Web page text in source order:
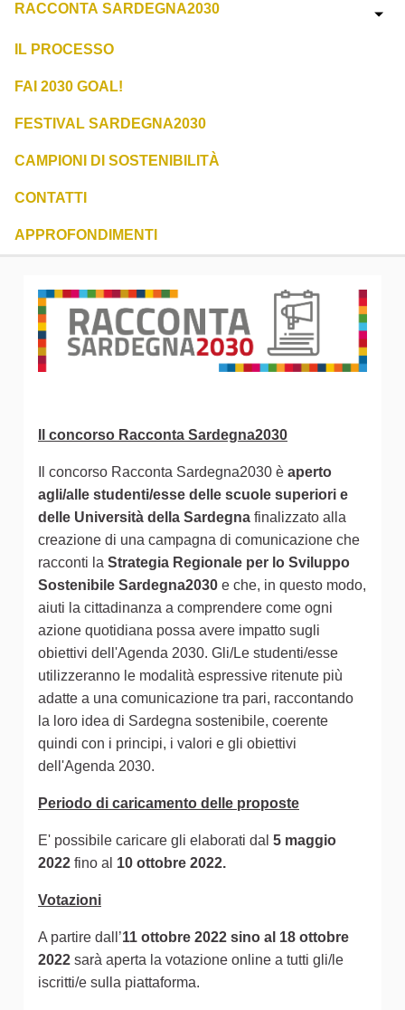
RACCONTA SARDEGNA2030
IL PROCESSO
FAI 2030 GOAL!
FESTIVAL SARDEGNA2030
CAMPIONI DI SOSTENIBILITÀ
CONTATTI
APPROFONDIMENTI
Il concorso Racconta Sardegna2030
Il concorso Racconta Sardegna2030 è aperto
agli/alle studenti/esse delle scuole superiori e
delle Università della Sardegna finalizzato alla
creazione di una campagna di comunicazione che
racconti la Strategia Regionale per lo Sviluppo
Sostenibile Sardegna2030 e che, in questo modo,
aiuti la cittadinanza a comprendere come ogni
azione quotidiana possa avere impatto sugli
obiettivi dell'Agenda 2030. Gli/Le studenti/esse
utilizzeranno le modalità espressive ritenute più
adatte a una comunicazione tra pari, raccontando
la loro idea di Sardegna sostenibile, coerente
quindi con i principi, i valori e gli obiettivi
dell'Agenda 2030.
Periodo di caricamento delle proposte
E' possibile caricare gli elaborati dal 5 maggio
2022 fino al 10 ottobre 2022.
Votazioni
A partire dall’11 ottobre 2022 sino al 18 ottobre
2022 sarà aperta la votazione online a tutti gli/le
iscritti/e sulla piattaforma.